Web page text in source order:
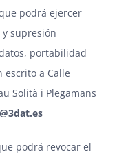
podrá ejercer
supresión
portabilidad
escrito a Calle
Solità i Plegamans
podrá revocar el